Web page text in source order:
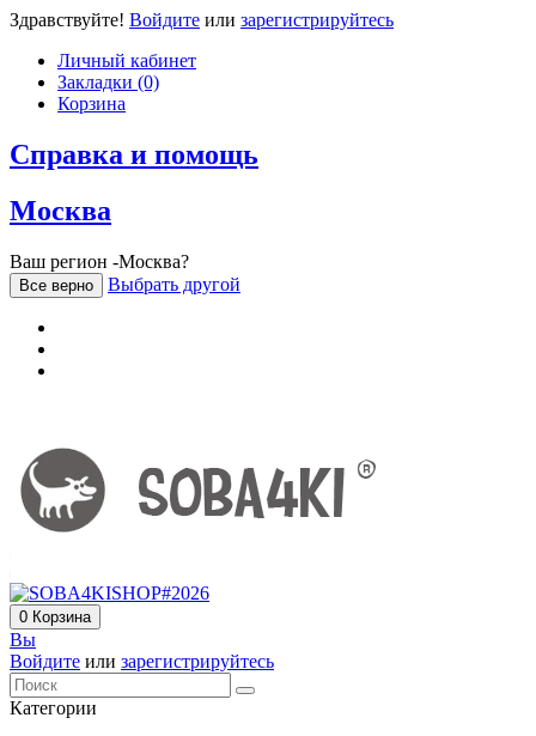
Здравствуйте! Войдите или зарегистрируйтесь
Личный кабинет
Закладки (0)
Корзина
Справка и помощь
Москва
Ваш регион -Москва?
Все верно Выбрать другой
0 Корзина
Вы
Войдите или зарегистрируйтесь
Категории